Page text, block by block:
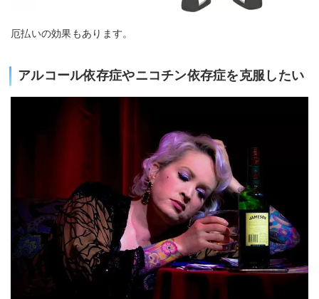
厄払いの効果もあります。
アルコール依存症やニコチン依存症を克服したい